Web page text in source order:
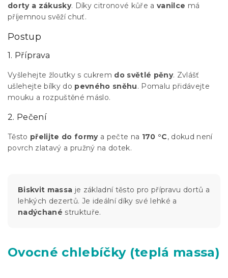
dorty a zákusky. Díky citronové kůře a vanilce má
příjemnou svěží chuť.
Postup
1. Příprava
Vyšlehejte žloutky s cukrem do světlé pěny. Zvlášť
ušlehejte bílky do pevného sněhu. Pomalu přidávejte
mouku a rozpuštěné máslo.
2. Pečení
Těsto přelijte do formya pečte na 170 °C, dokud není
povrch zlatavý a pružný na dotek.
Biskvit massa je základní těsto pro přípravu dortů a
lehkých dezertů. Je ideální díky své lehké a
nadýchané struktuře.
Ovocné chlebíčky (teplá massa)